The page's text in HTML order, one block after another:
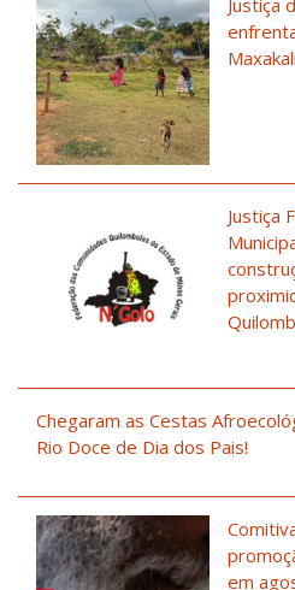
Justiça
Justiça
Chegaram as Cestas
Rio Doce de Dia dos Pais!
em